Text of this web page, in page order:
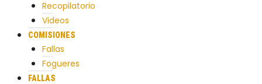
Recopilatorio
Videos
COMISIONES
Fallas
Fogueres
FALLAS